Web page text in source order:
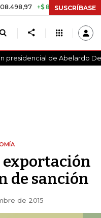
+$ 8.753,81 +2,19%
SUSCRÍBASE
presidencial de Abelardo
de sanción
de 2015